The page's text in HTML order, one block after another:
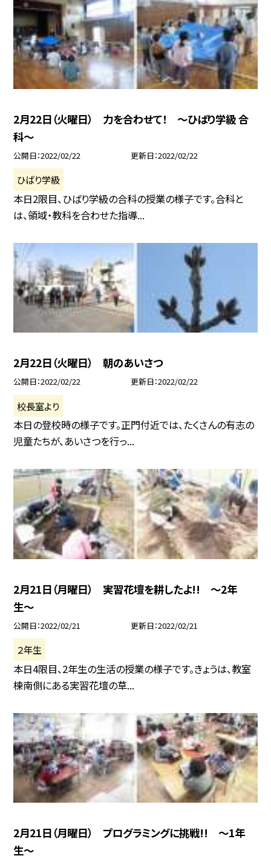
2月22日（火曜日） 力を合わせて！ 〜ひばり学級 合
科〜
公開日 2022/02/22 更新日 2022/02/22
ひばり学級
本日2限目、ひばり学級の合科の授業の様子です。合科と
は、領域・教科を合わせた指導...
2月22日（火曜日） 朝のあいさつ
公開日 2022/02/22 更新日 2022/02/22
校長室より
本日の登校時の様子です。正門付近では、たくさんの有志の
児童たちが、あいさつを行っ...
2月21日（月曜日） 実習花壇を耕したよ!! 〜2年
生〜
公開日 2022/02/21 更新日 2022/02/21
２年生
本日4限目、2年生の生活の授業の様子です。きょうは、教室
棟南側にある実習花壇の草...
2月21日（月曜日） プログラミングに挑戦!! 〜1年
生〜